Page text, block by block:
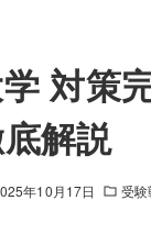
対策
解説
年10月17日 受